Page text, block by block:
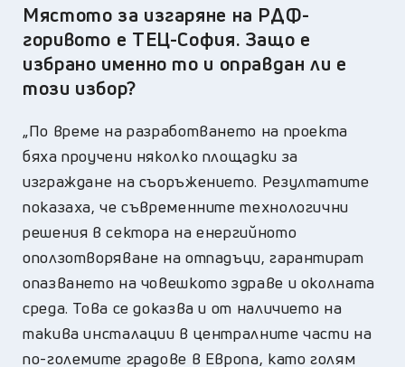
Мястото за изгаряне на РДФ-
горивото е ТЕЦ-София. Защо е
избрано именно то и оправдан ли е
този избор?
„По време на разработването на проекта
бяха проучени няколко площадки за
изграждане на съоръжението. Резултатите
показаха, че съвременните технологични
решения в сектора на енергийното
оползотворяване на отпадъци, гарантират
опазването на човешкото здраве и околната
среда. Това се доказва и от наличието на
такива инсталации в централните части на
по-големите градове в Европа, като голям